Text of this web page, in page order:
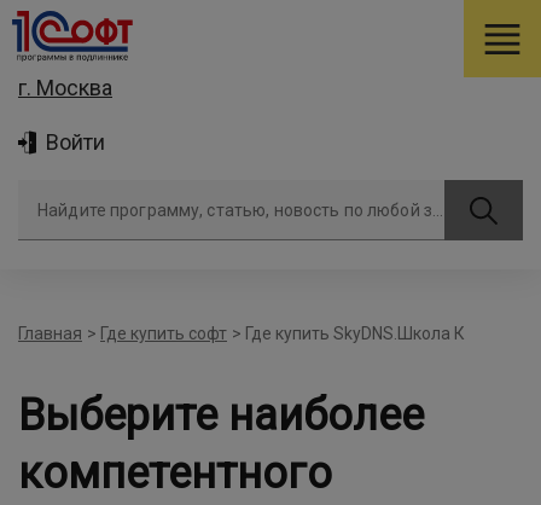
г. Москва
Войти
Главная > Где купить софт > Где купить SkyDNS.Школа К
Выберите наиболее
компетентного